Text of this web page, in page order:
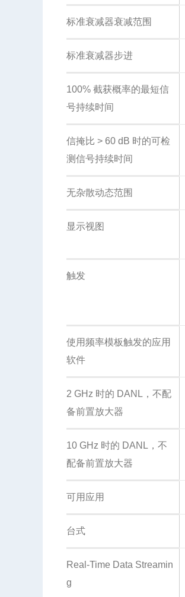
标准衰减器衰减范围
标准衰减器步进
100% 截获概率的最短信
号持续时间
信掩比 > 60 dB 时的可检
测信号持续时间
无杂散动态范围
显示视图
触发
使用频率模板触发的应用
软件
2 GHz 时的 DANL，不配
备前置放大器
10 GHz 时的 DANL，不
配备前置放大器
可用应用
台式
Real-Time Data Streamin
g